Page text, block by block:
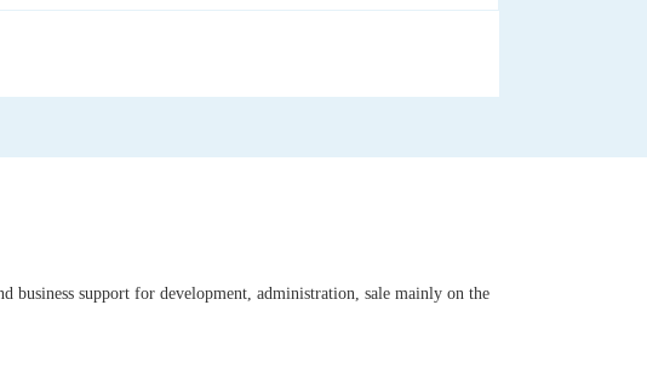
business support for development, administration, sale mainly on the